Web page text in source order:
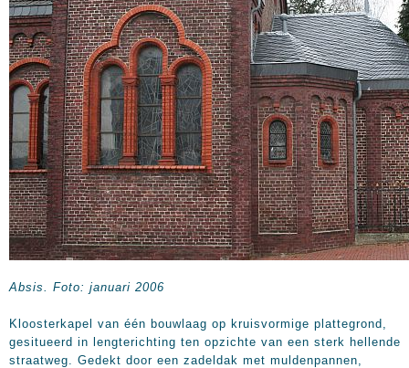
Absis. Foto: januari 2006
Kloosterkapel van één bouwlaag op kruisvormige plattegrond,
gesitueerd in lengterichting ten opzichte van een sterk hellende
straatweg. Gedekt door een zadeldak met muldenpannen,